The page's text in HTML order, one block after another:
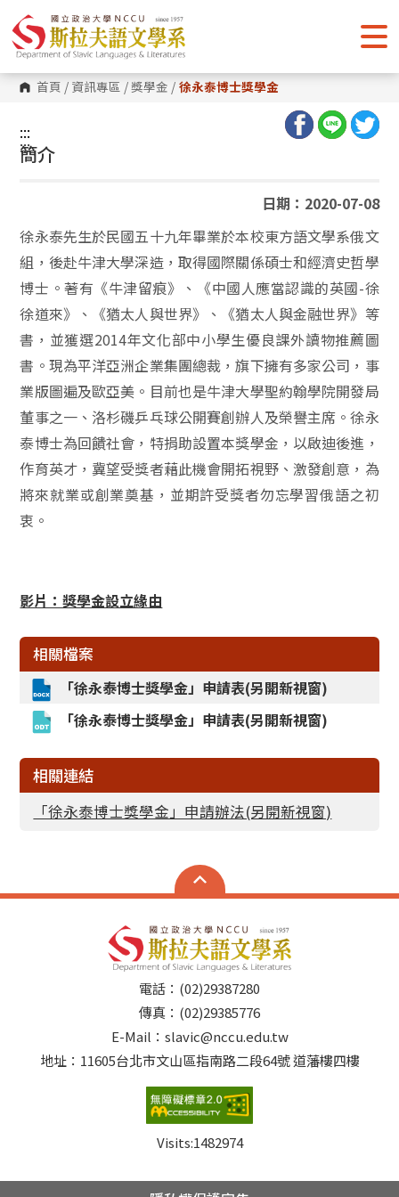
到
主
要
內
容
區 首頁 / 資訊專區 /獎學金 / 徐永泰博士獎學金
:::
:::
簡介
日期：2020-07-08
徐永泰先生於民國五十九年畢業於本校東方語文學系俄文
組，後赴牛津大學深造，取得國際關係碩士和經濟史哲學
博士。著有《牛津留痕》、《中國人應當認識的英國-徐
徐道來》、《猶太人與世界》、《猶太人與金融世界》等
書，並獲選2014年文化部中小學生優良課外讀物推薦圖
書。現為平洋亞洲企業集團總裁，旗下擁有多家公司，事
業版圖遍及歐亞美。目前也是牛津大學聖約翰學院開發局
董事之一、洛杉磯乒乓球公開賽創辦人及榮譽主席。徐永
泰博士為回饋社會，特捐助設置本獎學金，以啟迪後進，
作育英才，冀望受獎者藉此機會開拓視野、激發創意，為
將來就業或創業奠基，並期許受獎者勿忘學習俄語之初
衷。
影片：獎學金設立緣由
相關檔案
「徐永泰博士獎學金」申請表(另開新視窗)
「徐永泰博士獎學金」申請表(另開新視窗)
相關連結
「徐永泰博士獎學金」申請辦法(另開新視窗)
電話：(02)29387280
傳真：(02)29385776
E-Mail：slavic@nccu.edu.tw
地址：11605台北市文山區指南路二段64號 道藩樓四樓
Visits:1482974